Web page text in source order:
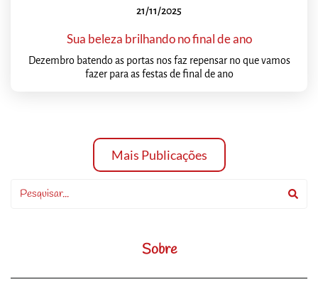
21/11/2025
Sua beleza brilhando no final de ano
Dezembro batendo as portas nos faz repensar no que vamos
fazer para as festas de final de ano
Mais Publicações
Sobre